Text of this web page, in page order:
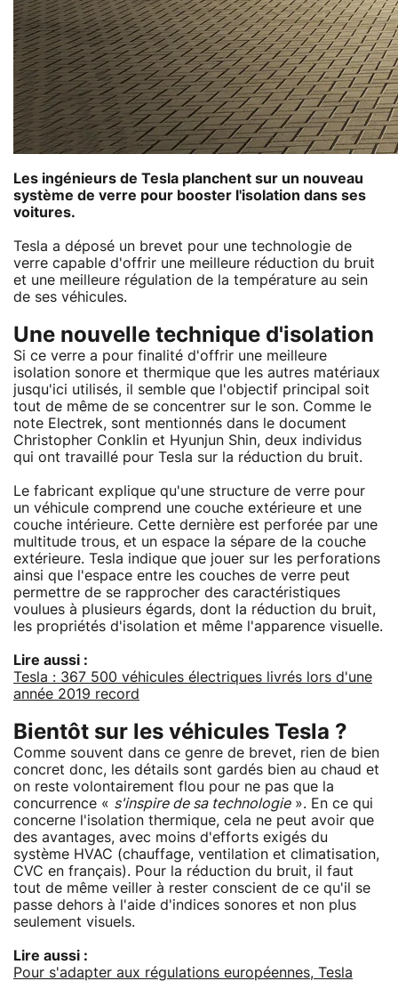
Les ingénieurs de Tesla planchent sur un nouveau
système de verre pour booster l'isolation dans ses
voitures.
Tesla a déposé un brevet pour une technologie de
verre capable d'offrir une meilleure réduction du bruit
et une meilleure régulation de la température au sein
de ses véhicules.
Une nouvelle technique d'isolation
Si ce verre a pour finalité d'offrir une meilleure
isolation sonore et thermique que les autres matériaux
jusqu'ici utilisés, il semble que l'objectif principal soit
tout de même de se concentrer sur le son. Comme le
note Electrek, sont mentionnés dans le document
Christopher Conklin et Hyunjun Shin, deux individus
qui ont travaillé pour Tesla sur la réduction du bruit.
Le fabricant explique qu'une structure de verre pour
un véhicule comprend une couche extérieure et une
couche intérieure. Cette dernière est perforée par une
multitude trous, et un espace la sépare de la couche
extérieure. Tesla indique que jouer sur les perforations
ainsi que l'espace entre les couches de verre peut
permettre de se rapprocher des caractéristiques
voulues à plusieurs égards, dont la réduction du bruit,
les propriétés d'isolation et même l'apparence visuelle.
Lire aussi :
Tesla : 367 500 véhicules électriques livrés lors d'une
année 2019 record
Bientôt sur les véhicules Tesla ?
Comme souvent dans ce genre de brevet, rien de bien
concret donc, les détails sont gardés bien au chaud et
on reste volontairement flou pour ne pas que la
concurrence « s'inspire de sa technologie». En ce qui
concerne l'isolation thermique, cela ne peut avoir que
des avantages, avec moins d'efforts exigés du
système HVAC (chauffage, ventilation et climatisation,
CVC en français). Pour la réduction du bruit, il faut
tout de même veiller à rester conscient de ce qu'il se
passe dehors à l'aide d'indices sonores et non plus
seulement visuels.
Lire aussi :
Pour s'adapter aux régulations européennes, Tesla